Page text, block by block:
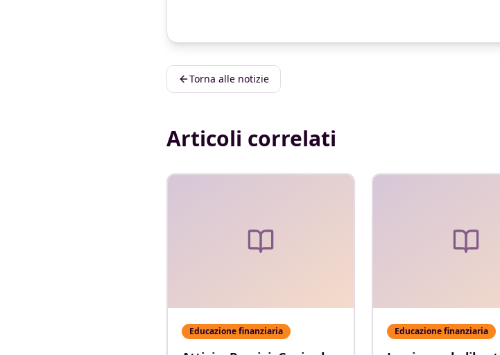
Torna alle notizie
Articoli correlati
Educazione finanziaria Educazione finanziaria